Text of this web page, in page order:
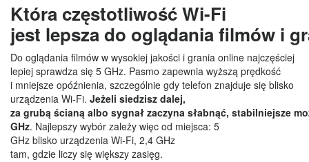
Która częstotliwość Wi-Fi
jest lepsza do oglądania filmów i
Do oglądania filmów w wysokiej jakości i grania online najczęściej
lepiej sprawdza się 5 GHz. Pasmo zapewnia wyższą prędkość
i mniejsze opóźnienia, szczególnie gdy telefon znajduje się blisko
urządzenia Wi-Fi. Jeżeli siedzisz dalej,
za grubą ścianą albo sygnał zaczyna słabnąć, stabilniejsze
GHz. Najlepszy wybór zależy więc od miejsca: 5
GHz blisko urządzenia Wi-Fi, 2,4 GHz
tam, gdzie liczy się większy zasięg.